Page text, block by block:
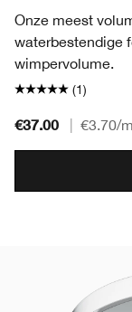
Onze meest
waterbestendige
wimpervolume.
(1)
€37.00 €3.70/